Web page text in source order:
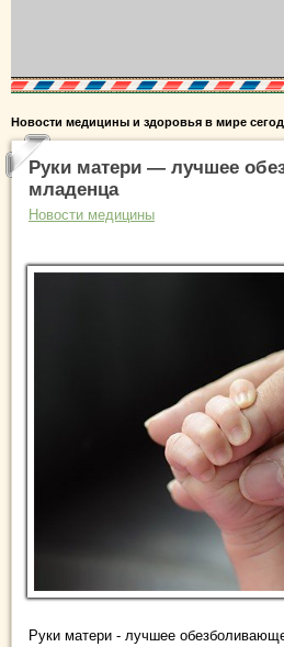
Новости медицины и здоровья в мире
Руки матери — лучшее
младенца
Новости медицины
Руки матери - лучшее